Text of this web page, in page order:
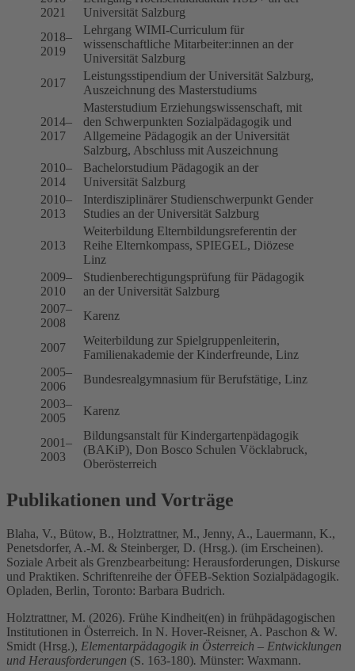
2021
Universität Salzburg
2018–
2019
Lehrgang WIMI-Curriculum für
wissenschaftliche Mitarbeiter:innen an der
Universität Salzburg
2017
Leistungsstipendium der Universität Salzburg,
Auszeichnung des Masterstudiums
2014–
2017
Masterstudium Erziehungswissenschaft, mit
den Schwerpunkten Sozialpädagogik und
Allgemeine Pädagogik an der Universität
Salzburg, Abschluss mit Auszeichnung
2010–
2014
Bachelorstudium Pädagogik an der
Universität Salzburg
2010–
2013
Interdisziplinärer Studienschwerpunkt Gender
Studies an der Universität Salzburg
2013
Weiterbildung Elternbildungsreferentin der
Reihe Elternkompass, SPIEGEL, Diözese
Linz
2009–
2010
Studienberechtigungsprüfung für Pädagogik
an der Universität Salzburg
2007–
2008
Karenz
2007
Weiterbildung zur Spielgruppenleiterin,
Familienakademie der Kinderfreunde, Linz
2005–
2006
Bundesrealgymnasium für Berufstätige, Linz
2003–
2005
Karenz
2001–
2003
Bildungsanstalt für Kindergartenpädagogik
(BAKiP), Don Bosco Schulen Vöcklabruck,
Oberösterreich
Publikationen und Vorträge
Blaha, V., Bütow, B., Holztrattner, M., Jenny, A., Lauermann, K.,
Penetsdorfer, A.-M. & Steinberger, D. (Hrsg.). (im Erscheinen).
Soziale Arbeit als Grenzbearbeitung: Herausforderungen, Diskurse
und Praktiken. Schriftenreihe der ÖFEB-Sektion Sozialpädagogik.
Opladen, Berlin, Toronto: Barbara Budrich.
Holztrattner, M. (2026). Frühe Kindheit(en) in frühpädagogischen
Institutionen in Österreich. In N. Hover-Reisner, A. Paschon & W.
Smidt (Hrsg.), Elementarpädagogik in Österreich – Entwicklungen
und Herausforderungen (S. 163-180). Münster: Waxmann.